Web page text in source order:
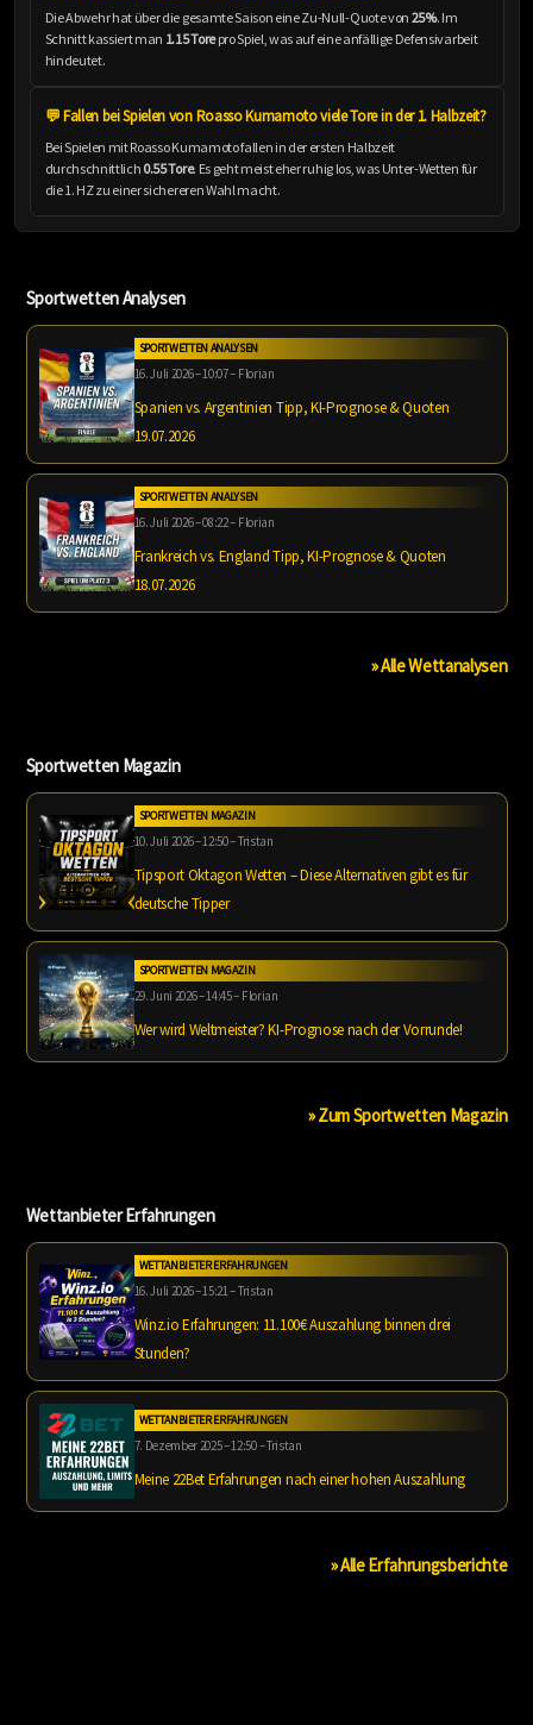
Die Abwehr hat über die gesamte Saison eine Zu-Null-Quote von 25%. Im
Schnitt kassiert man 1.15 Torepro Spiel, was auf eine anfällige Defensivarbeit
hindeutet.
💬 Fallen bei Spielen von Roasso Kumamoto viele Tore in der 1. Halbzeit?
Bei Spielen mit Roasso Kumamoto fallen in der ersten Halbzeit
durchschnittlich 0.55 Tore. Es geht meist eher ruhig los, was Unter-Wetten für
die 1. HZ zu einer sichereren Wahl macht.
Sportwetten Analysen
SPORTWETTEN ANALYSEN
16. Juli 2026 – 10:07 – Florian
Spanien vs. Argentinien Tipp, KI-Prognose & Quoten
19.07.2026
SPORTWETTEN ANALYSEN
16. Juli 2026 – 08:22 – Florian
Frankreich vs. England Tipp, KI-Prognose & Quoten
18.07.2026
» Alle Wettanalysen
Sportwetten Magazin
SPORTWETTEN MAGAZIN
10. Juli 2026 – 12:50 – Tristan
Tipsport Oktagon Wetten – Diese Alternativen gibt es für
deutsche Tipper
SPORTWETTEN MAGAZIN
29. Juni 2026 – 14:45 – Florian
Wer wird Weltmeister? KI-Prognose nach der Vorrunde!
» Zum Sportwetten Magazin
Wettanbieter Erfahrungen
WETTANBIETER ERFAHRUNGEN
16. Juli 2026 – 15:21 – Tristan
Winz.io Erfahrungen: 11.100€ Auszahlung binnen drei
Stunden?
WETTANBIETER ERFAHRUNGEN
7. Dezember 2025 – 12:50 – Tristan
Meine 22Bet Erfahrungen nach einer hohen Auszahlung
» Alle Erfahrungsberichte